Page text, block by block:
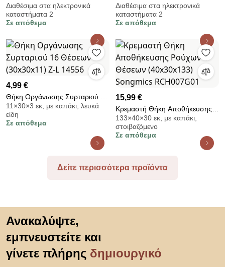
(50x40x30) Homely Ivory 03-
23997
Διαθέσιμα στα ηλεκτρονικά
καταστήματα 2
Σε απόθεμα
(35x25x16) Estia Florana 02-
27971
Διαθέσιμα στα ηλεκτρονικά
καταστήματα 2
Σε απόθεμα
4,99 €
Θήκη Οργάνωσης Συρταριού 16
Θέσεων (30x30x11) Z-L 14556
11×30×3 εκ, με καπάκι, λευκά
είδη
Σε απόθεμα
15,99 €
Κρεμαστή Θήκη Αποθήκευσης
Ρούχων 6 Θέσεων (40x30x133)
Songmics RCH007G01
133×40×30 εκ, με καπάκι,
στοιβαζόμενο
Σε απόθεμα
Δείτε περισσότερα προϊόντα
Ανακαλύψτε,
εμπνευστείτε και
γίνετε πλήρης δημιουργικό